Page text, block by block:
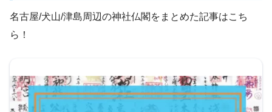
名古屋/犬山/津島周辺の神社仏閣をまとめた記事はこち
ら！